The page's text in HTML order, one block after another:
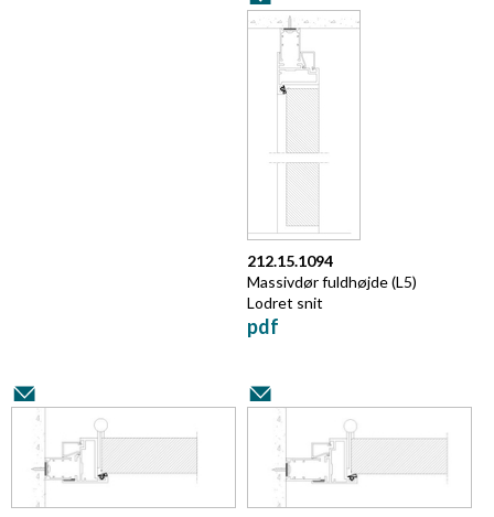
212.15.1094
Massivdør fuldhøjde (L5)
Lodret snit
pdf